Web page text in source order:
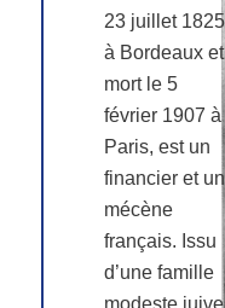
23 juillet 1825
à Bordeaux et
mort le 5
février 1907 à
Paris, est un
financier et un
mécène
français. Issu
d’une famille
modeste juive